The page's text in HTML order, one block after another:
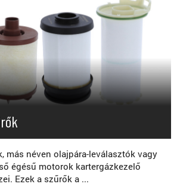
más néven olajpára-leválasztók vagy
égésű motorok kartergázkezelő
Ezek a szűrők a ...